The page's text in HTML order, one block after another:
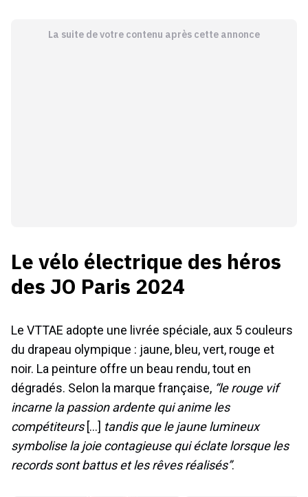
La suite de votre contenu après cette annonce
Le vélo électrique des héros
des JO Paris 2024
Le VTTAE adopte une livrée spéciale, aux 5 couleurs
du drapeau olympique : jaune, bleu, vert, rouge et
noir. La peinture offre un beau rendu, tout en
dégradés. Selon la marque française, “le rouge vif
incarne la passion ardente qui anime les
compétiteurs[…] tandis que le jaune lumineux
symbolise la joie contagieuse qui éclate lorsque les
records sont battus et les rêves réalisés”.